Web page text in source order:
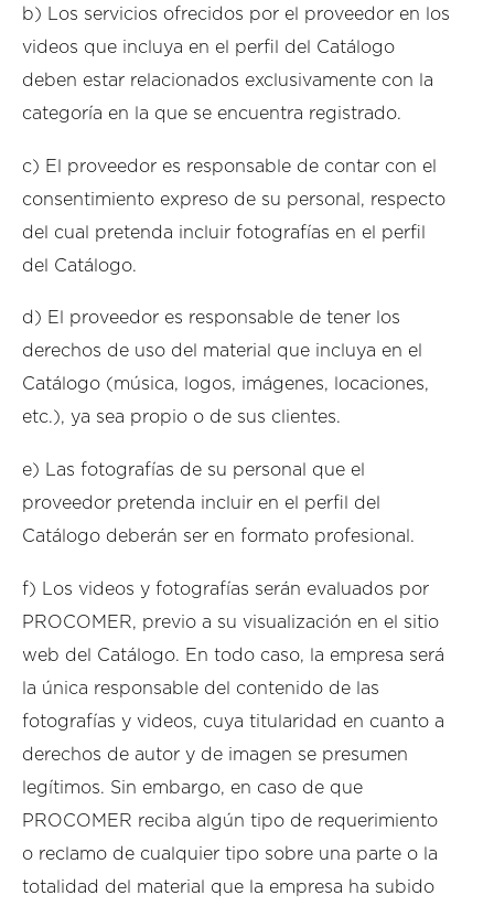
b) Los servicios ofrecidos por el proveedor en los
videos que incluya en el perfil del Catálogo
deben estar relacionados exclusivamente con la
categoría en la que se encuentra registrado.
c) El proveedor es responsable de contar con el
consentimiento expreso de su personal, respecto
del cual pretenda incluir fotografías en el perfil
del Catálogo.
d) El proveedor es responsable de tener los
derechos de uso del material que incluya en el
Catálogo (música, logos, imágenes, locaciones,
etc.), ya sea propio o de sus clientes.
e) Las fotografías de su personal que el
proveedor pretenda incluir en el perfil del
Catálogo deberán ser en formato profesional.
f) Los videos y fotografías serán evaluados por
PROCOMER, previo a su visualización en el sitio
web del Catálogo. En todo caso, la empresa será
la única responsable del contenido de las
fotografías y videos, cuya titularidad en cuanto a
derechos de autor y de imagen se presumen
legítimos. Sin embargo, en caso de que
PROCOMER reciba algún tipo de requerimiento
o reclamo de cualquier tipo sobre una parte o la
totalidad del material que la empresa ha subido